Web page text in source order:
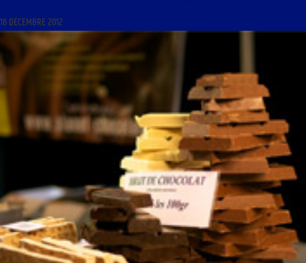
16 DÉCEMBRE 2012